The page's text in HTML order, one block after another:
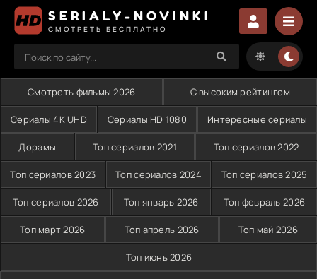
SERIALY-NOVINKI
СМОТРЕТЬ БЕСПЛАТНО
Смотреть фильмы 2026 С высоким рейтингом
Сериалы 4K UHD Сериалы HD 1080 Интересные сериалы
Дорамы Топ сериалов 2021 Топ сериалов 2022
Топ сериалов 2023 Топ сериалов 2024 Топ сериалов 2025
Топ сериалов 2026 Топ январь 2026 Топ февраль 2026
Топ март 2026 Топ апрель 2026 Топ май 2026
Топ июнь 2026